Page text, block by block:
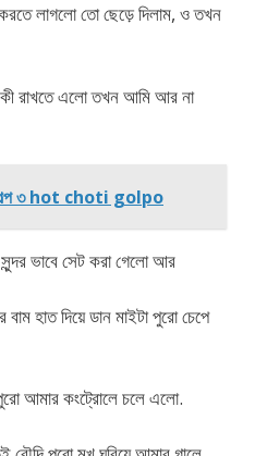
লাগলো তো ছেড়ে দিলাম, ও তখন
রাখতে এলো তখন আমি আর না
গল্প ৩ hot choti golpo
ভাবে সেট করা গেলো আর
হাত দিয়ে ডান মাইটা পুরো চেপে
আমার কংট্রোলে চলে এলো.